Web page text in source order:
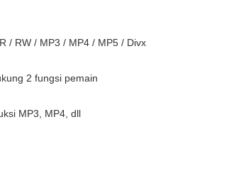
/ RW / MP3 / MP4 / MP5 / Divx
2 fungsi pemain
MP3, MP4, dll